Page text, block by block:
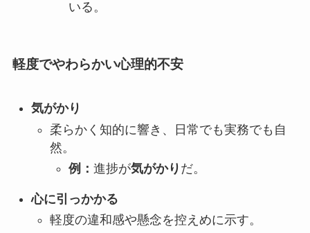
いる。
軽度でやわらかい心理的不安
気がかり
柔らかく知的に響き、日常でも実務でも自
然。
例： 進捗が気がかり だ。
心に引っかかる
軽度の違和感や懸念を控えめに示す。